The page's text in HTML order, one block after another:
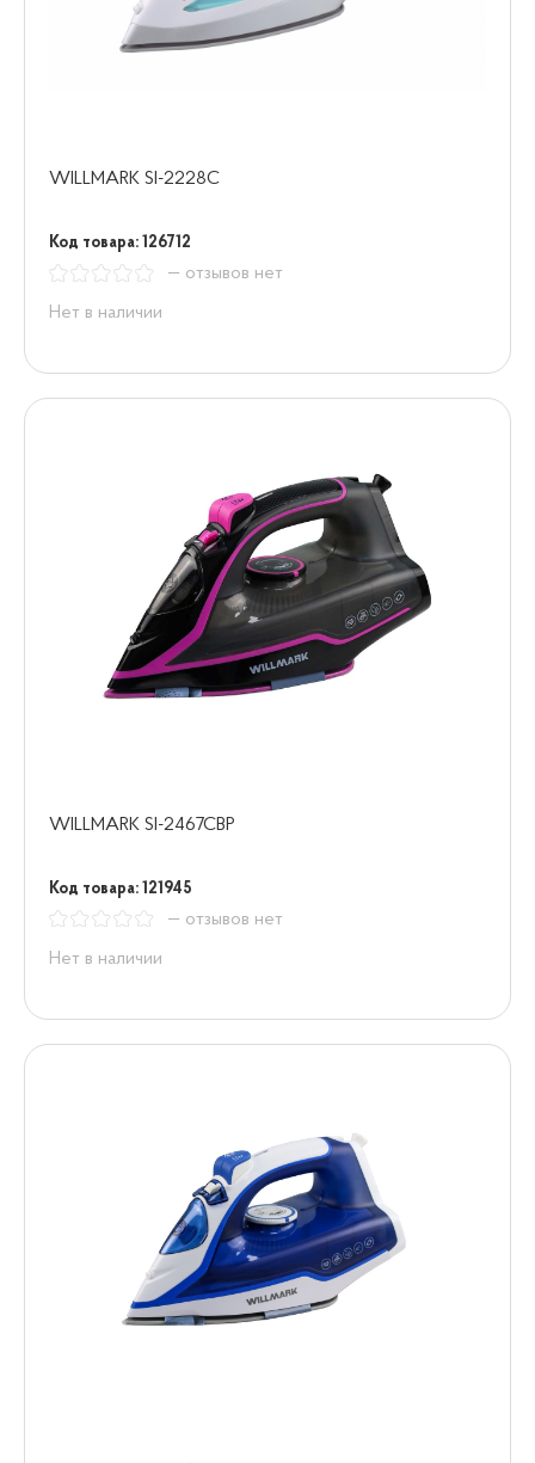
WILLMARK SI-2228C
Код товара: 126712
— отзывов нет
Нет в наличии
WILLMARK SI-2467CBP
Код товара: 121945
— отзывов нет
Нет в наличии